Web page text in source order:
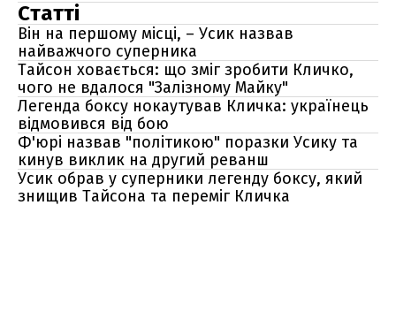
Статті
Він на першому місці, – Усик назвав
найважчого суперника
Тайсон ховається: що зміг зробити Кличко,
чого не вдалося "Залізному Майку"
Легенда боксу нокаутував Кличка: українець
відмовився від бою
Ф'юрі назвав "політикою" поразки Усику та
кинув виклик на другий реванш
Усик обрав у суперники легенду боксу, який
знищив Тайсона та переміг Кличка